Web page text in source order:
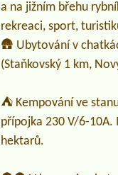
a na jižním břehu
rekreaci, sport,
🛖 Ubytování v
(Staňkovský 1 km,
⛺ Kempování ve
přípojka 230 V/6-10A.
hektarů.